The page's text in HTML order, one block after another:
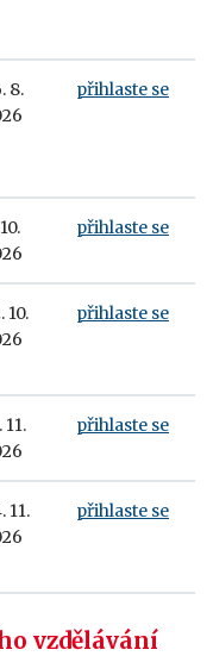
8.
přihlaste se
přihlaste se
10.
přihlaste se
11.
přihlaste se
11.
přihlaste se
vzdělávání